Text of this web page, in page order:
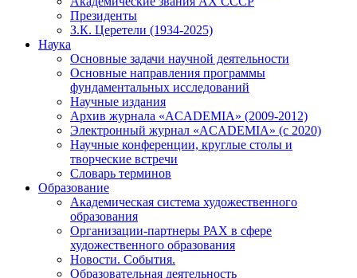
Президенты
З.К. Церетели (1934-2025)
Наука
Основные задачи научной деятельности
Основные направления программы
фундаментальных исследований
Научные издания
Архив журнала «ACADEMIA» (2009-2012)
Электронный журнал «ACADEMIA» (с 2020)
Научные конференции, круглые столы и
творческие встречи
Словарь терминов
Образование
Академическая система художественного
образования
Организации-партнеры РАХ в сфере
художественного образования
Новости. События.
Образовательная деятельность